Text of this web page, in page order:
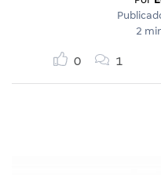
2
0 1